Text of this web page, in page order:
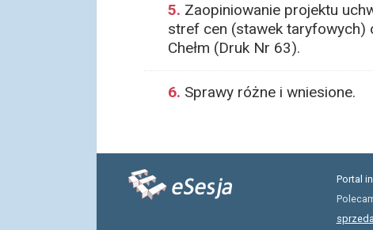
5. Zaopiniowanie projektu
stref cen (stawek taryfowych)
Chełm (Druk Nr 63).
6. Sprawy różne i wniesione.
Portal